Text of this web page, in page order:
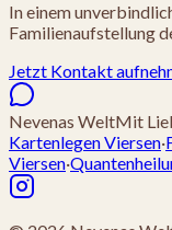
In einem
Familienaufstellung
Jetzt Kontakt
Nevenas WeltMit
Kartenlegen Viersen·
Viersen·